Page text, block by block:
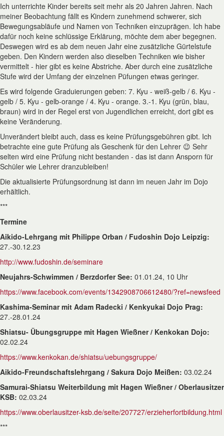
Ich unterrichte Kinder bereits seit mehr als 20 Jahren Jahren. Nach
meiner Beobachtung fällt es Kindern zunehmend schwerer, sich
Bewegungsabläufe und Namen von Techniken einzuprägen. Ich habe
dafür noch keine schlüssige Erklärung, möchte dem aber begegnen.
Deswegen wird es ab dem neuen Jahr eine zusätzliche Gürtelstufe
geben. Den Kindern werden also dieselben Techniken wie bisher
vermittelt - hier gibt es keine Abstriche. Aber durch eine zusätzliche
Stufe wird der Umfang der einzelnen Püfungen etwas geringer.
Es wird folgende Graduierungen geben: 7. Kyu - weiß-gelb / 6. Kyu -
gelb / 5. Kyu - gelb-orange / 4. Kyu - orange. 3.-1. Kyu (grün, blau,
braun) wird in der Regel erst von Jugendlichen erreicht, dort gibt es
keine Veränderung.
Unverändert bleibt auch, dass es keine Prüfungsgebühren gibt. Ich
betrachte eine gute Prüfung als Geschenk für den Lehrer 😉 Sehr
selten wird eine Prüfung nicht bestanden - das ist dann Ansporn für
Schüler wie Lehrer dranzubleiben!
Die aktualisierte Prüfungsordnung ist dann im neuen Jahr im Dojo
erhältlich.
***
Termine
Aikido-Lehrgang mit Philippe Orban / Fudoshin Dojo Leipzig:
27.-30.12.23
http://www.fudoshin.de/seminare
Neujahrs-Schwimmen / Berzdorfer See: 01.01.24, 10 Uhr
https://www.facebook.com/events/1342908706612480/?ref=newsfeed
Kashima-Seminar mit Adam Radecki / Kenkyukai Dojo Prag:
27.-28.01.24
Shiatsu- Übungsgruppe mit Hagen Wießner / Kenkokan Dojo:
02.02.24
https://www.kenkokan.de/shiatsu/uebungsgruppe/
Aikido-Freundschaftslehrgang / Sakura Dojo Meißen: 03.02.24
Samurai-Shiatsu Weiterbildung mit Hagen Wießner / Oberlausitzer
KSB: 02.03.24
https://www.oberlausitzer-ksb.de/seite/207727/erzieherfortbildung.html
***